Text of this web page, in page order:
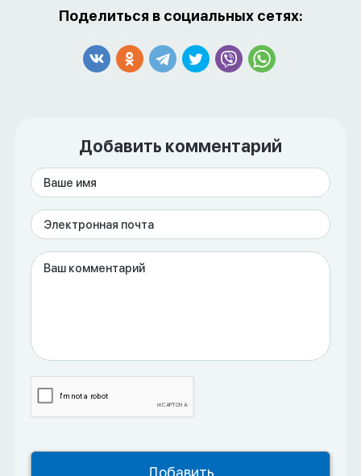
Поделиться в социальных сетях:
Добавить комментарий